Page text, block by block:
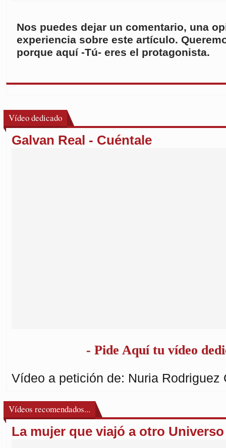
Nos puedes dejar un comentario, una
experiencia sobre este artículo.
porque aquí -Tú- eres el protagonista.
Vídeo dedicado
Galvan Real - Cuéntale
- Pide Aquí tu vídeo
Vídeo a petición de: Nuria Rodriguez
Vídeos recomendados...
La mujer que viajó a otro Universo